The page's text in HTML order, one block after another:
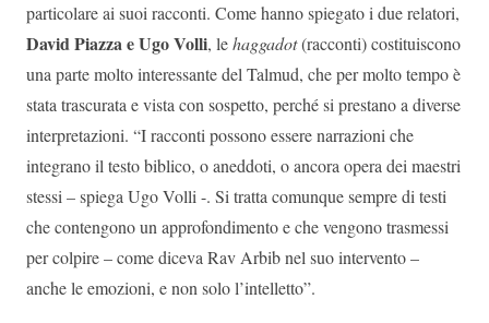
particolare ai suoi racconti. Come hanno spiegato i due relatori,
David Piazza e Ugo Volli, lehaggadot(racconti) costituiscono
una parte molto interessante del Talmud, che per molto tempo è
stata trascurata e vista con sospetto, perché si prestano a diverse
interpretazioni. “I racconti possono essere narrazioni che
integrano il testo biblico, o aneddoti, o ancora opera dei maestri
stessi – spiega Ugo Volli -. Si tratta comunque sempre di testi
che contengono un approfondimento e che vengono trasmessi
per colpire – come diceva Rav Arbib nel suo intervento –
anche le emozioni, e non solo l’intelletto”.